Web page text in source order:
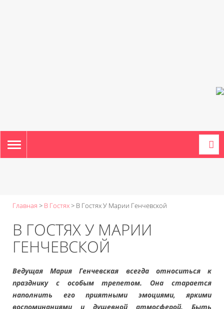
TOGGLE
NAVIGATION
Главная > В Гостях> В Гостях У Марии Генчевской
В ГОСТЯХ У МАРИИ
ГЕНЧЕВСКОЙ
Ведущая Мария Генчевская всегда относиться к
празднику с особым трепетом. Она старается
наполнить его приятными эмоциями, яркими
воспоминаниями и душевной атмосферой. Быть